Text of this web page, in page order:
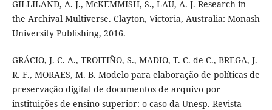
GILLILAND, A. J., McKEMMISH, S., LAU, A. J. Research in
the Archival Multiverse. Clayton, Victoria, Australia: Monash
University Publishing, 2016.
GRÁCIO, J. C. A., TROITIÑO, S., MADIO, T. C. de C., BREGA, J.
R. F., MORAES, M. B. Modelo para elaboração de políticas de
preservação digital de documentos de arquivo por
instituições de ensino superior: o caso da Unesp. Revista